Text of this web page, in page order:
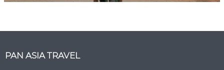
PAN ASIA TRAVEL